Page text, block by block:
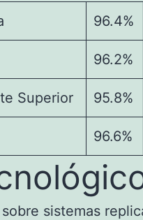
96.4%
96.2%
Superior 95.8%
96.6%
sistemas